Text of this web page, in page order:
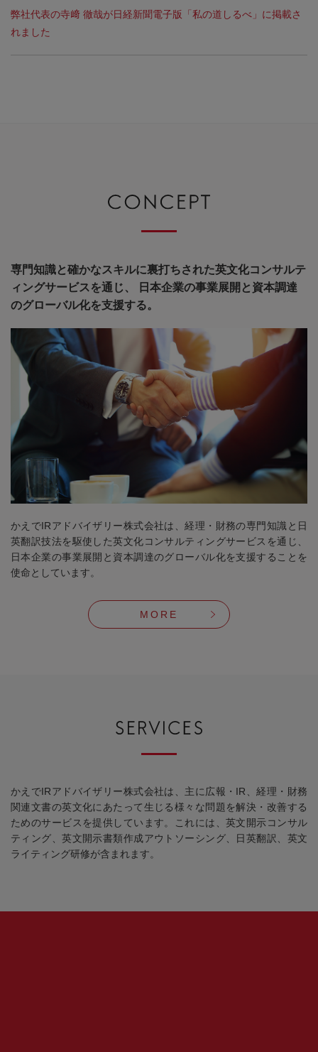
弊社代表の寺﨑 徹哉が日経新聞電子版「私の道しるべ」に掲載さ
れました
専門知識と確かなスキルに裏打ちされた英文化コンサルテ
ィングサービスを通じ、 日本企業の事業展開と資本調達
のグローバル化を支援する。
かえでIRアドバイザリー株式会社は、経理・財務の専門知識と日
英翻訳技法を駆使した英文化コンサルティングサービスを通じ、
日本企業の事業展開と資本調達のグローバル化を支援することを
使命としています。
MORE
かえでIRアドバイザリー株式会社は、主に広報・IR、経理・財務
関連文書の英文化にあたって生じる様々な問題を解決・改善する
ためのサービスを提供しています。これには、英文開示コンサル
ティング、英文開示書類作成アウトソーシング、日英翻訳、英文
ライティング研修が含まれます。